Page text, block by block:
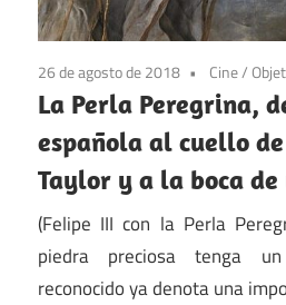
26 de agosto de 2018 Cine/
La Perla Peregrina,
española al cuello
Taylor y a la boca
(Felipe III con la Perla
piedra preciosa tenga
reconocido ya denota una